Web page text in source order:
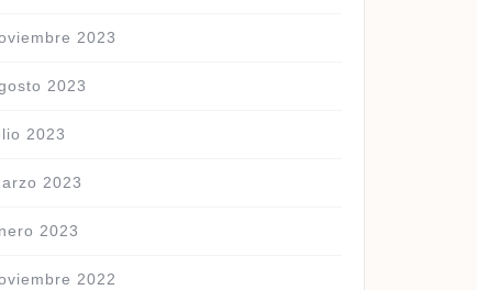
2023
2023
2023
2023
2023
2022